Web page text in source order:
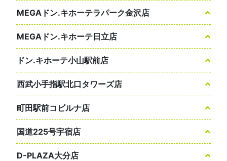
MEGAドン.キホーテラパーク金沢店
MEGAドン.キホーテ日立店
ドン.キホーテ小山駅前店
西武小手指駅北口タワーズ店
町田駅前コビルナ店
国道225号宇宿店
D-PLAZA大分店